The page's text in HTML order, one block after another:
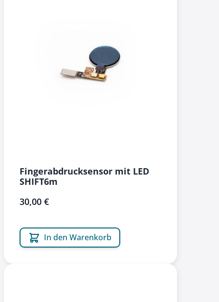
Fingerabdrucksensor mit LED
SHIFT6m
30,00 €
In den Warenkorb